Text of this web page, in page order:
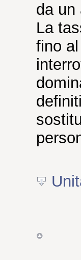
da un
La
fino